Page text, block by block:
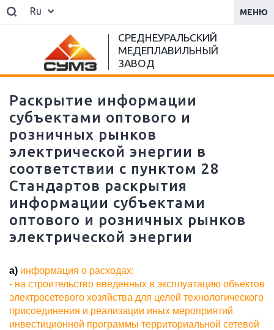
Ru МЕНЮ
СРЕДНЕУРАЛЬСКИЙ
МЕДЕПЛАВИЛЬНЫЙ
ЗАВОД
Раскрытие информации
субъектами оптового и
розничных рынков
электрической энергии в
соответствии с пунктом 28
Стандартов раскрытия
информации субъектами
оптового и розничных рынков
электрической энергии
а) информация о расходах:
- на строительство введенных в эксплуатацию объектов
электросетевого хозяйства для целей технологического
присоединения и реализации иных мероприятий
инвестиционной программы территориальной сетевой